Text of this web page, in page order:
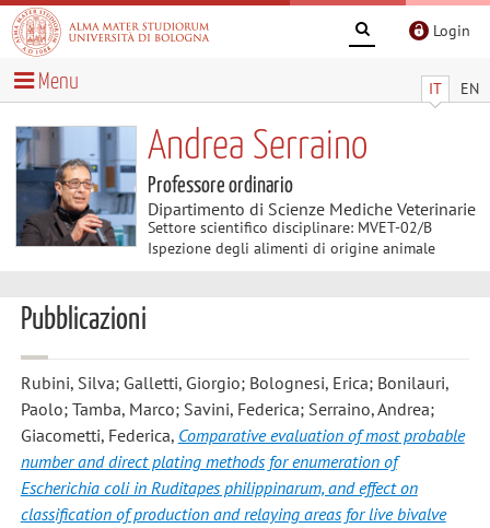
Login
IT EN
Menu
Andrea Serraino
Professore ordinario
Dipartimento di Scienze Mediche Veterinarie
Settore scientifico disciplinare: MVET-02/B
Ispezione degli alimenti di origine animale
Pubblicazioni
Rubini, Silva; Galletti, Giorgio; Bolognesi, Erica; Bonilauri,
Paolo; Tamba, Marco; Savini, Federica; Serraino, Andrea;
Giacometti, Federica, Comparative evaluation of most probable
number and direct plating methods for enumeration of
Escherichia coli in Ruditapes philippinarum, and effect on
classification of production and relaying areas for live bivalve